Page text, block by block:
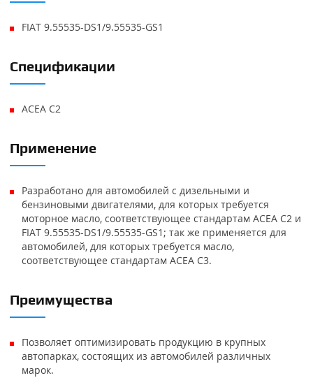
FIAT 9.55535-DS1/9.55535-GS1
Спецификации
ACEA C2
Применение
Разработано для автомобилей с дизельными и
бензиновыми двигателями, для которых требуется
моторное масло, соответствующее стандартам ACEA C2 и
FIAT 9.55535-DS1/9.55535-GS1; так же применяется для
автомобилей, для которых требуется масло,
соответствующее стандартам ACEA C3.
Преимущества
Позволяет оптимизировать продукцию в крупных
автопарках, состоящих из автомобилей различных
марок.